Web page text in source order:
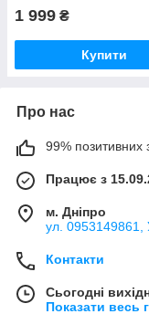
1 999 ₴
Купити
Про нас
99% позитивних
Працює з
м. Дніпро
ул. 0953149861,
Контакти
Сьогодні
Показати весь